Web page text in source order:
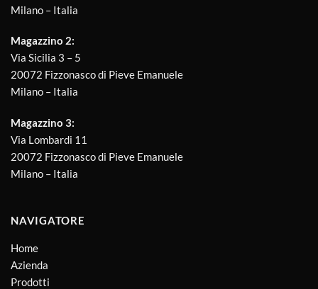
Milano – Italia
Magazzino 2:
Via Sicilia 3 – 5
20072 Fizzonasco di Pieve Emanuele
Milano – Italia
Magazzino 3:
Via Lombardi 11
20072 Fizzonasco di Pieve Emanuele
Milano – Italia
NAVIGATORE
Home
Azienda
Prodotti